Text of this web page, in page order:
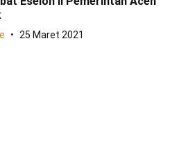
25 Maret 2021